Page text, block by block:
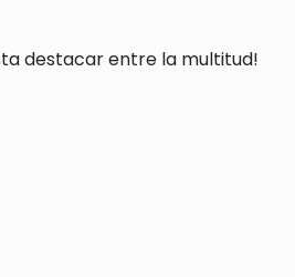
destacar entre la multitud!